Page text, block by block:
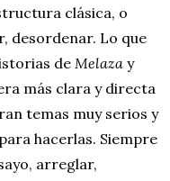
clásica, o
desordenar. Lo que
de Melaza y
más clara y directa
temas muy serios y
hacerlas. Siempre
arreglar,